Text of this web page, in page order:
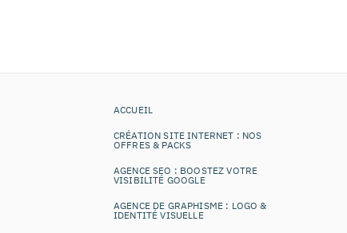
ACCUEIL
CRÉATION SITE INTERNET : NOS
OFFRES & PACKS
AGENCE SEO : BOOSTEZ VOTRE
VISIBILITÉ GOOGLE
AGENCE DE GRAPHISME : LOGO &
IDENTITÉ VISUELLE